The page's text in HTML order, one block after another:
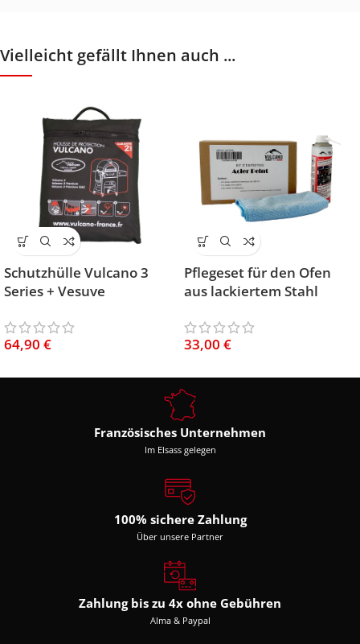
Vielleicht gefällt Ihnen auch ...
Schutzhülle Vulcano 3
Series + Vesuve
64,90 €
Pflegeset für den Ofen
aus lackiertem Stahl
33,00 €
Französisches Unternehmen
Im Elsass gelegen
100% sichere Zahlung
Über unsere Partner
Zahlung bis zu 4x ohne Gebühren
Alma & Paypal